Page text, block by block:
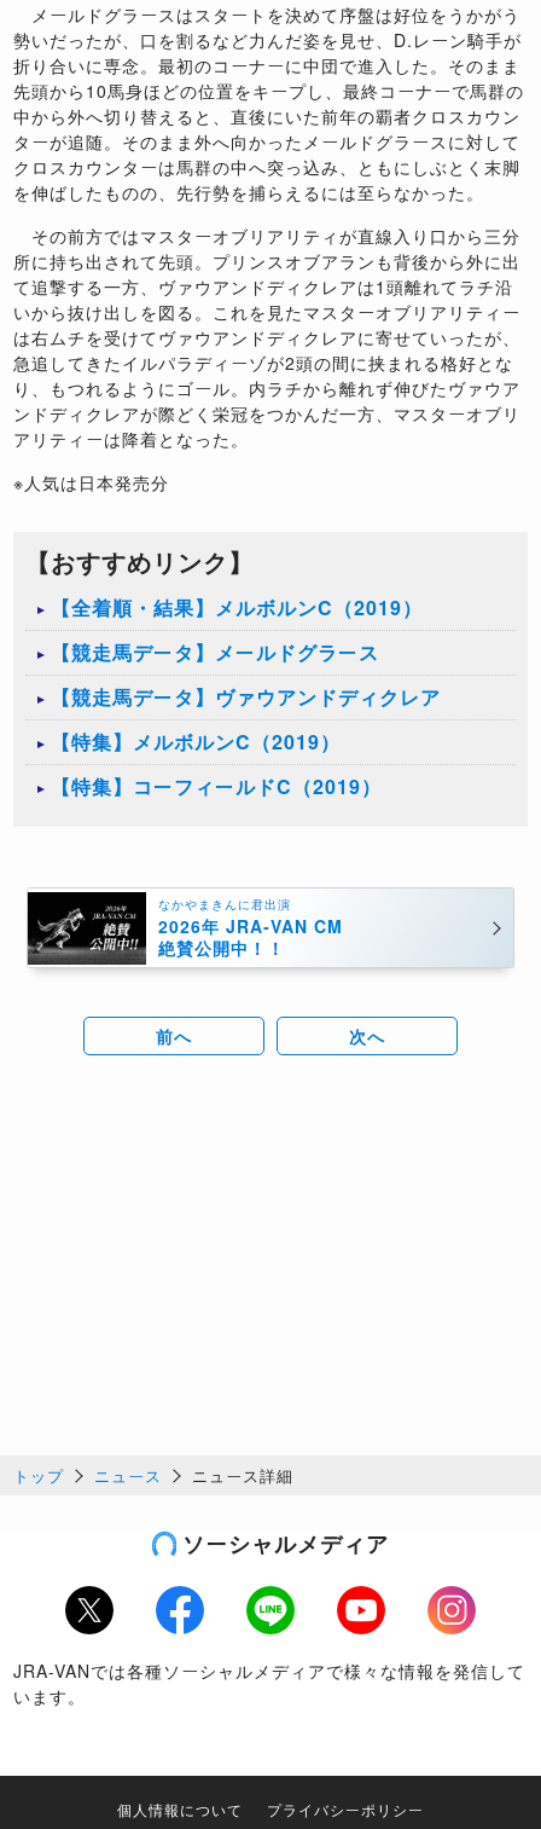
メールドグラースはスタートを決めて序盤は好位をうかがう
勢いだったが、口を割るなど力んだ姿を見せ、D.レーン騎手が
折り合いに専念。最初のコーナーに中団で進入した。そのまま
先頭から10馬身ほどの位置をキープし、最終コーナーで馬群の
中から外へ切り替えると、直後にいた前年の覇者クロスカウン
ターが追随。そのまま外へ向かったメールドグラースに対して
クロスカウンターは馬群の中へ突っ込み、ともにしぶとく末脚
を伸ばしたものの、先行勢を捕らえるには至らなかった。
その前方ではマスターオブリアリティが直線入り口から三分
所に持ち出されて先頭。プリンスオブアランも背後から外に出
て追撃する一方、ヴァウアンドディクレアは1頭離れてラチ沿
いから抜け出しを図る。これを見たマスターオブリアリティー
は右ムチを受けてヴァウアンドディクレアに寄せていったが、
急追してきたイルパラディーゾが2頭の間に挟まれる格好とな
り、もつれるようにゴール。内ラチから離れず伸びたヴァウア
ンドディクレアが際どく栄冠をつかんだ一方、マスターオブリ
アリティーは降着となった。
※人気は日本発売分
【おすすめリンク】
【全着順・結果】メルボルンC（2019）
【競走馬データ】メールドグラース
【競走馬データ】ヴァウアンドディクレア
【特集】メルボルンC（2019）
【特集】コーフィールドC（2019）
なかやまきんに君出演
2026年 JRA-VAN CM
絶賛公開中！！
前へ 次へ
トップ ニュース ニュース詳細
ソーシャルメディア
Twitter Facebook LINE Youtube
Instagram
JRA-VANでは各種ソーシャルメディアで様々な情報を発信して
います。
個人情報について プライバシーポリシー